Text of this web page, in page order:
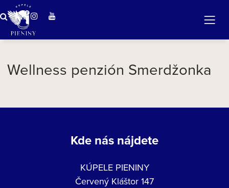
Zázračná voda v Pieninách
Wellness penzión Smerdžonka
Kde nás nájdete
KÚPELE PIENINY
Červený Kláštor 147